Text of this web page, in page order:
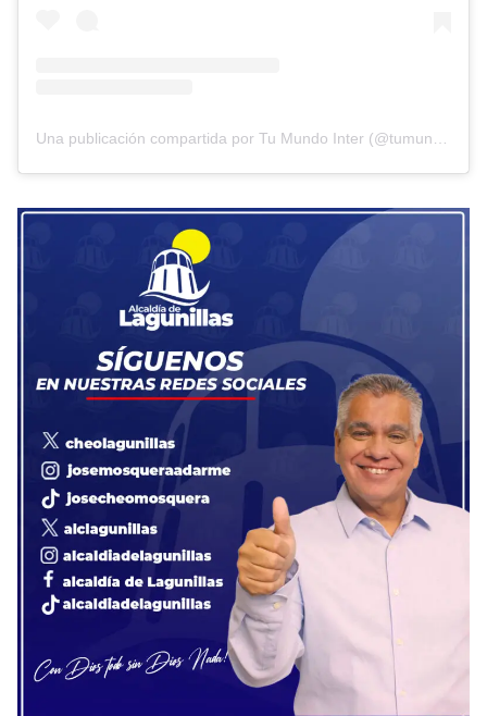
Una publicación compartida por Tu Mundo Inter (@tumundointer)